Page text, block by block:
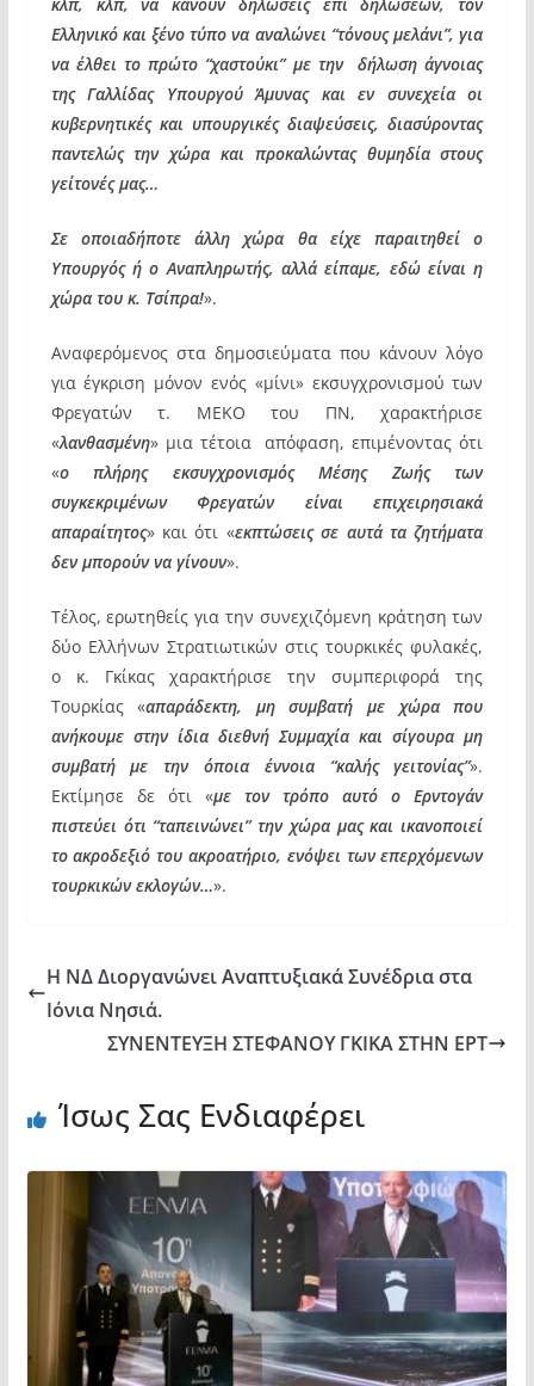
Ελληνικό και ξένο τύπο να αναλώνει “τόνους μελάνι”, για
να έλθει το πρώτο “χαστούκι” με την δήλωση άγνοιας
της Γαλλίδας Υπουργού Άμυνας και εν συνεχεία οι
κυβερνητικές και υπουργικές διαψεύσεις, διασύροντας
παντελώς την χώρα και προκαλώντας θυμηδία στους
γείτονές μας…
Σε οποιαδήποτε άλλη χώρα θα είχε παραιτηθεί ο
Υπουργός ή ο Αναπληρωτής, αλλά είπαμε, εδώ είναι η
χώρα του κ. Τσίπρα!».
Αναφερόμενος στα δημοσιεύματα που κάνουν λόγο
για έγκριση μόνον ενός «μίνι» εκσυγχρονισμού των
Φρεγατών τ. ΜΕΚΟ του ΠΝ, χαρακτήρισε
«λανθασμένη» μια τέτοια απόφαση, επιμένοντας ότι
«ο πλήρης εκσυγχρονισμός Μέσης Ζωής των
συγκεκριμένων Φρεγατών είναι επιχειρησιακά
απαραίτητος» και ότι «εκπτώσεις σε αυτά τα ζητήματα
δεν μπορούν να γίνουν».
Τέλος, ερωτηθείς για την συνεχιζόμενη κράτηση των
δύο Ελλήνων Στρατιωτικών στις τουρκικές φυλακές,
ο κ. Γκίκας χαρακτήρισε την συμπεριφορά της
Τουρκίας «απαράδεκτη, μη συμβατή με χώρα που
ανήκουμε στην ίδια διεθνή Συμμαχία και σίγουρα μη
συμβατή με την όποια έννοια “καλής γειτονίας”».
Εκτίμησε δε ότι «με τον τρόπο αυτό ο Ερντογάν
πιστεύει ότι “ταπεινώνει” την χώρα μας και ικανοποιεί
το ακροδεξιό του ακροατήριο, ενόψει των επερχόμενων
τουρκικών εκλογών…».
Η ΝΔ Διοργανώνει Αναπτυξιακά Συνέδρια στα
Ιόνια Νησιά.
ΣΥΝΕΝΤΕΥΞΗ ΣΤΕΦΑΝΟΥ ΓΚΙΚΑ ΣΤΗΝ ΕΡΤ
Ίσως Σας Ενδιαφέρει